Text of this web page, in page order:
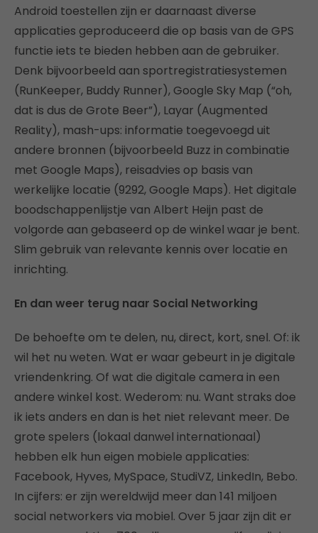
Android toestellen zijn er daarnaast diverse
applicaties geproduceerd die op basis van de GPS
functie iets te bieden hebben aan de gebruiker.
Denk bijvoorbeeld aan sportregistratiesystemen
(RunKeeper, Buddy Runner), Google Sky Map (“oh,
dat is dus de Grote Beer”), Layar (Augmented
Reality), mash-ups: informatie toegevoegd uit
andere bronnen (bijvoorbeeld Buzz in combinatie
met Google Maps), reisadvies op basis van
werkelijke locatie (9292, Google Maps). Het digitale
boodschappenlijstje van Albert Heijn past de
volgorde aan gebaseerd op de winkel waar je bent.
Slim gebruik van relevante kennis over locatie en
inrichting.
En dan weer terug naar Social Networking
De behoefte om te delen, nu, direct, kort, snel. Of: ik
wil het nu weten. Wat er waar gebeurt in je digitale
vriendenkring. Of wat die digitale camera in een
andere winkel kost. Wederom: nu. Want straks doe
ik iets anders en dan is het niet relevant meer. De
grote spelers (lokaal danwel internationaal)
hebben elk hun eigen mobiele applicaties:
Facebook, Hyves, MySpace, StudiVZ, LinkedIn, Bebo.
In cijfers: er zijn wereldwijd meer dan 141 miljoen
social networkers via mobiel. Over 5 jaar zijn dit er